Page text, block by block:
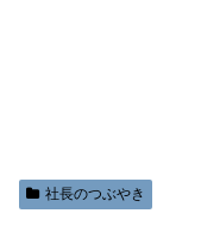
社長のつぶやき